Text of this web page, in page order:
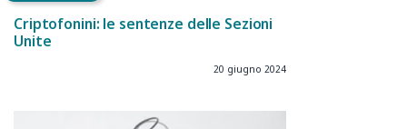
Criptofonini: le sentenze delle Sezioni
Unite
20 giugno 2024